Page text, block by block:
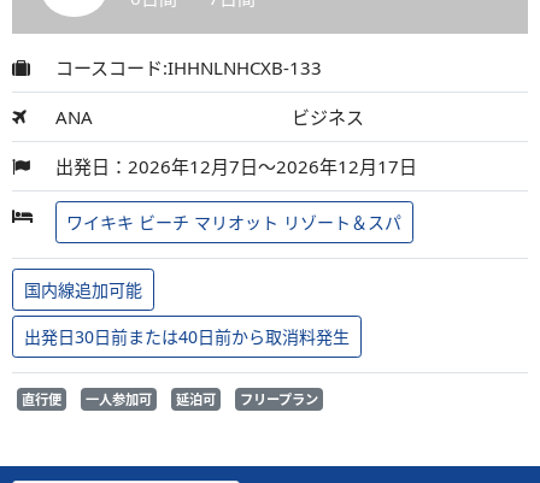
コースコード:IHHNLNHCXB-133
ANA ビジネス
出発日：2026年12月7日～2026年12月17日
ワイキキ ビーチ マリオット リゾート＆スパ
国内線追加可能
出発日30日前または40日前から取消料発生
直行便 一人参加可 延泊可 フリープラン